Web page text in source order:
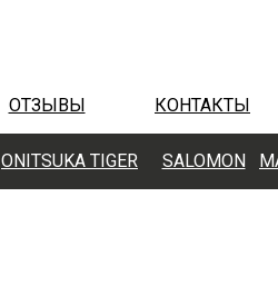
ОТЗЫВЫ КОНТАКТЫ
ONITSUKA TIGER SALOMON